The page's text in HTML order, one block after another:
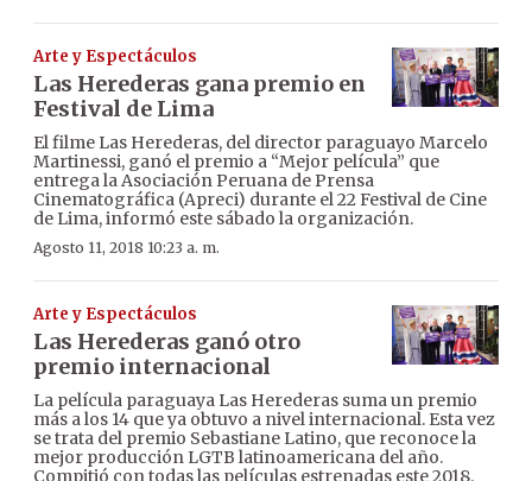
Arte y Espectáculos
Las Herederas gana premio en
Festival de Lima
El filme Las Herederas, del director paraguayo Marcelo
Martinessi, ganó el premio a “Mejor película” que
entrega la Asociación Peruana de Prensa
Cinematográfica (Apreci) durante el 22 Festival de Cine
de Lima, informó este sábado la organización.
Agosto 11, 2018 10:23 a. m.
Arte y Espectáculos
Las Herederas ganó otro
premio internacional
La película paraguaya Las Herederas suma un premio
más a los 14 que ya obtuvo a nivel internacional. Esta vez
se trata del premio Sebastiane Latino, que reconoce la
mejor producción LGTB latinoamericana del año.
Compitió con todas las películas estrenadas este 2018.